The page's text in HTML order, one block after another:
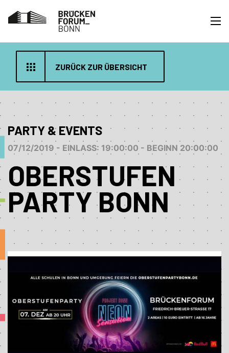
ZURÜCK ZUR ÜBERSICHT
PARTY & EVENTS
07/12/2019 - EINLASS: 19:00:00 - BEGINN 20:00:00
OBERSTUFEN
PARTY BONN